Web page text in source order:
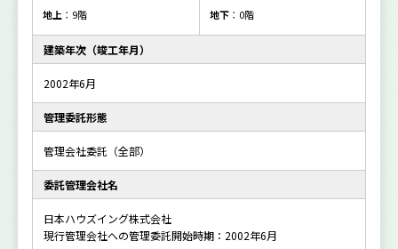
地上 ：9階 地下：0階
建築年次（竣工年月）
2002年6月
管理委託形態
管理会社委託（全部）
委託管理会社名
日本ハウズイング株式会社
現行管理会社への管理委託開始時期：2002年6月